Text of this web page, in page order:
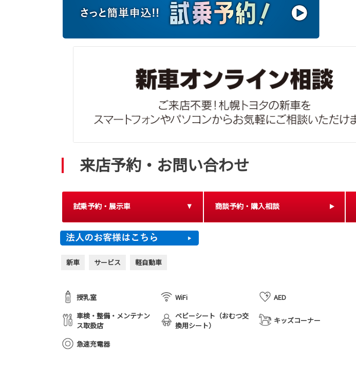
来店予約・お問い合わせ
試乗予約・展示車 商談予約・購入相談
新車 サービス 軽自動車
授乳室 WiFi
AED
車検・整備・メンテナン
ス取扱店
ベビーシート（おむつ交
換用シート）
キッズコーナー
急速充電器